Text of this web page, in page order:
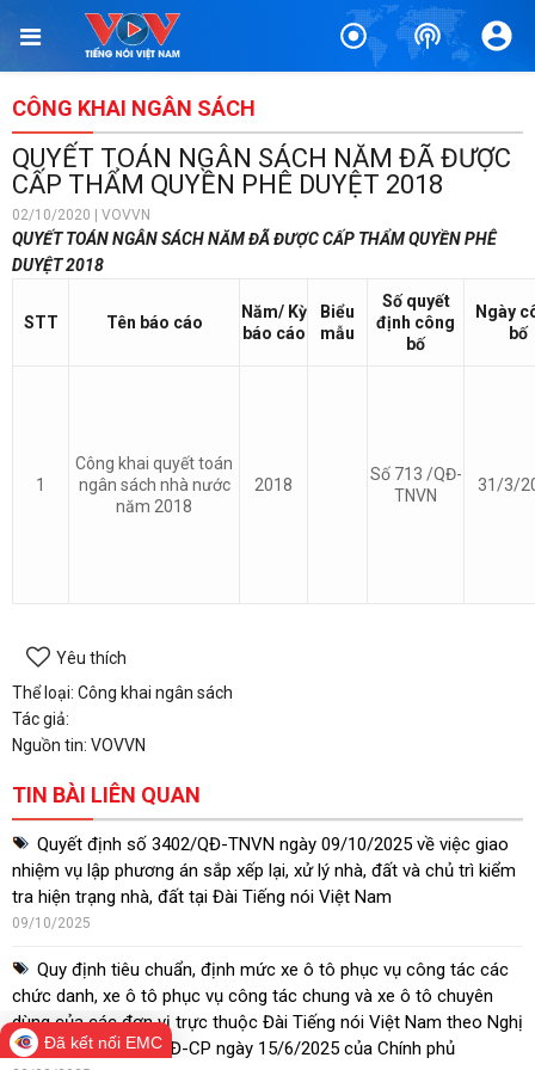
CÔNG KHAI NGÂN SÁCH
QUYẾT TOÁN NGÂN SÁCH NĂM ĐÃ ĐƯỢC
CẤP THẨM QUYỀN PHÊ DUYỆT 2018
02/10/2020 | VOVVN
QUYẾT TOÁN NGÂN SÁCH NĂM ĐÃ ĐƯỢC CẤP THẨM QUYỀN PHÊ
DUYỆT 2018
STT Tên báo cáo
Năm/ Kỳ
báo cáo
Biểu
mẫu
Số quyết
định công
bố
Ngày
bố
1
Công khai quyết toán
ngân sách nhà nước
năm 2018
2018
Số 713 /QĐ-
TNVN
31/3/
Yêu thích
Thể loại: Công khai ngân sách
Tác giả:
Nguồn tin: VOVVN
TIN BÀI LIÊN QUAN
Quyết định số 3402/QĐ-TNVN ngày 09/10/2025 về việc giao
nhiệm vụ lập phương án sắp xếp lại, xử lý nhà, đất và chủ trì kiểm
tra hiện trạng nhà, đất tại Đài Tiếng nói Việt Nam
09/10/2025
Quy định tiêu chuẩn, định mức xe ô tô phục vụ công tác các
chức danh, xe ô tô phục vụ công tác chung và xe ô tô chuyên
dùng của các đơn vị trực thuộc Đài Tiếng nói Việt Nam theo Nghị
định số 153/2025/NĐ-CP ngày 15/6/2025 của Chính phủ
Đã kết nối EMC